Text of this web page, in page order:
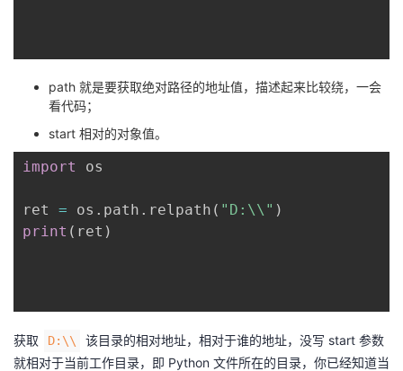
path 就是要获取绝对路径的地址值，描述起来比较绕，一会
看代码；
start 相对的对象值。
import os
ret = os . path . relpath ( "D:\\" )
print ( ret )
获取 D:\\
该目录的相对地址，相对于谁的地址，没写 start 参数
就相对于当前工作目录，即 Python 文件所在的目录，你已经知道当